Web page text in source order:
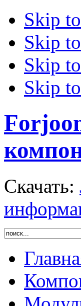
Skip
Skip
Skip
Skip
Скачать: